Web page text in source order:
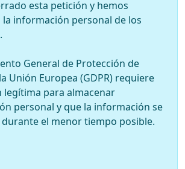
esta petición y hemos
la información personal de los
General de Protección de
Unión Europea (GDPR) requiere
legítima para almacenar
personal y que la información se
durante el menor tiempo posible.